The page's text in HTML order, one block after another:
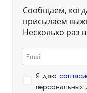
Сообщаем,
присылаем
Несколько раз
Я даю
персональных